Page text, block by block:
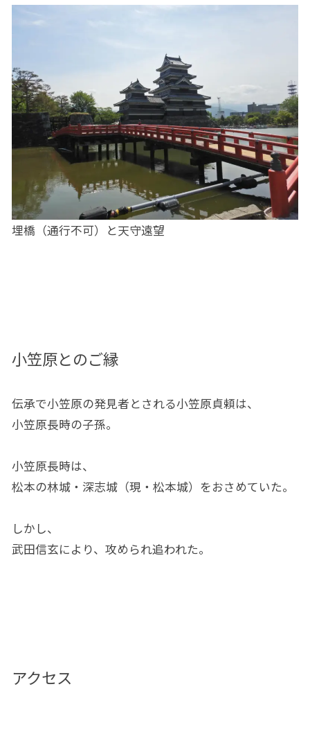
埋橋（通行不可）と天守遠望
小笠原とのご縁
伝承で小笠原の発見者とされる小笠原貞頼は、
小笠原長時の子孫。
小笠原長時は、
松本の林城・深志城（現・松本城）をおさめていた。
しかし、
武田信玄により、攻められ追われた。
アクセス